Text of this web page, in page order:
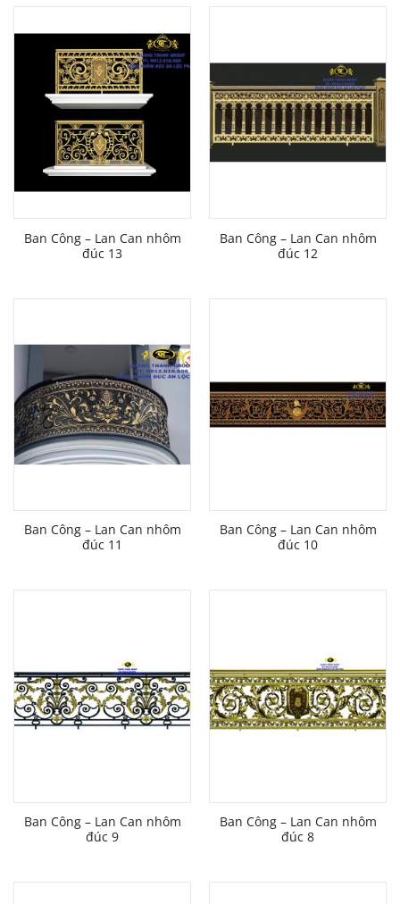
Ban Công – Lan Can nhôm
đúc 13
Ban Công – Lan Can nhôm
đúc 12
Ban Công – Lan Can nhôm
đúc 11
Ban Công – Lan Can nhôm
đúc 10
Ban Công – Lan Can nhôm
đúc 9
Ban Công – Lan Can nhôm
đúc 8